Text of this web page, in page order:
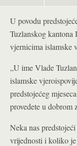
U povodu
Tuzlanskog
vjernicima islamske
„U ime Vlade
islamske
predstojećeg
provedete u
Neka nas
vrijednosti i koliko